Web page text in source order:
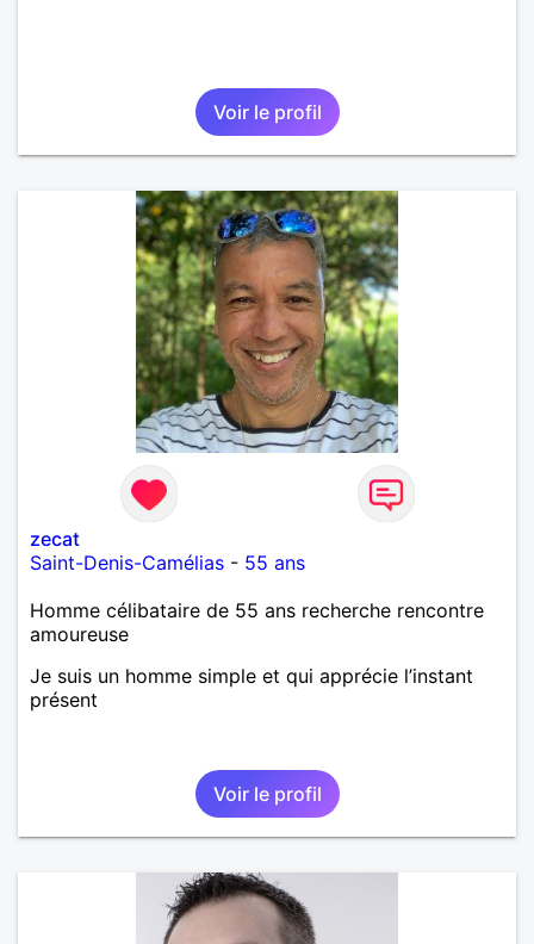
Voir le profil
zecat
Saint-Denis-Camélias - 55 ans
Homme célibataire de 55 ans recherche rencontre
amoureuse
Je suis un homme simple et qui apprécie l’instant
présent
Voir le profil